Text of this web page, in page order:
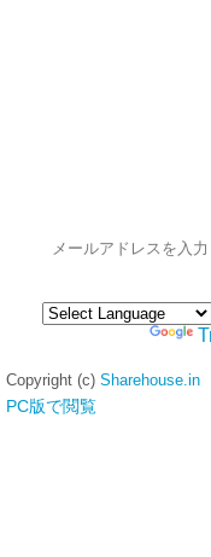
Copyright (c) Sharehouse.in
PC版で閲覧